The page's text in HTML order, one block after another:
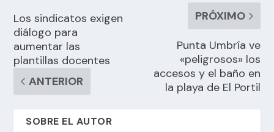
Los sindicatos exigen
diálogo para
aumentar las
plantillas docentes
ANTERIOR
PRÓXIMO
Punta Umbría ve
«peligrosos» los
accesos y el baño en
la playa de El Portil
SOBRE EL AUTOR